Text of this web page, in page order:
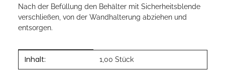
Nach der Befüllung den Behälter mit Sicherheitsblende
verschließen, von der Wandhalterung abziehen und
entsorgen.
Produkteigenschaft
Wert
Inhalt: 1,00 Stück